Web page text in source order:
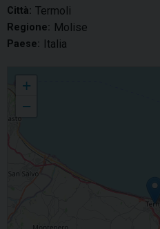
Città: Termoli
Regione: Molise
Paese: Italia
+
−